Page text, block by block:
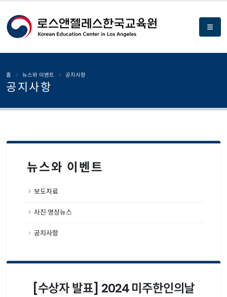
공지사항
홈 뉴스와 이벤트 공지사항
뉴스와 이벤트
보도자료
사진·영상뉴스
공지사항
[수상자 발표] 2024 미주한인의날